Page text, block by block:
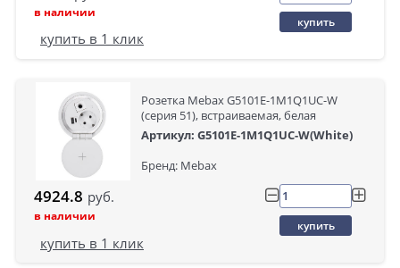
в наличии
купить
купить в 1 клик
Розетка Mebax G5101E-1M1Q1UC-W
(серия 51), встраиваемая, белая
Артикул: G5101E-1M1Q1UC-W(White)
Бренд: Mebax
4924.8 руб.
в наличии
купить
купить в 1 клик